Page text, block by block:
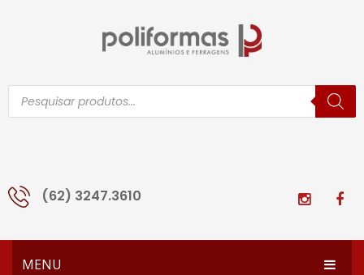
Pesquisar
produtos
(62) 3247.3610
MENU